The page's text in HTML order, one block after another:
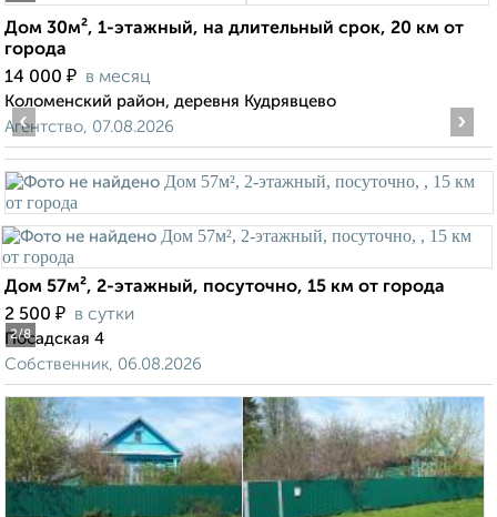
Дом 30м², 1-этажный, на длительный срок, 20 км от
города
14 000 ₽ в месяц
Коломенский район, деревня Кудрявцево
Агентство, 07.08.2026
2/8
‹ ›
Дом 57м², 2-этажный, посуточно, 15 км от города
2 500 ₽ в сутки
Посадская 4
Собственник, 06.08.2026